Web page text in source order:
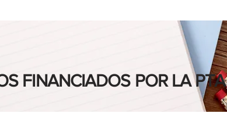
FINANCIADOS POR LA PTA